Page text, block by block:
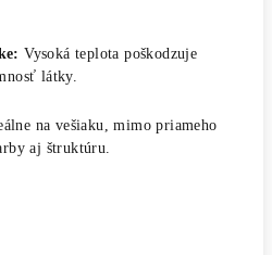
Vysoká teplota poškodzuje
látky.
na vešiaku, mimo priameho
aj štruktúru.